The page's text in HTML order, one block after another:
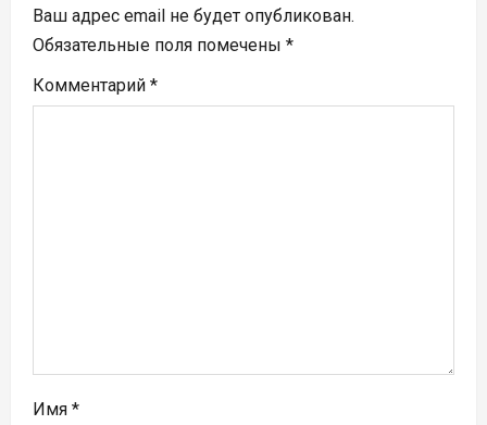
п
о
з
м
Ваш адрес email не будет опубликован.
Обязательные поля помечены *
Комментарий *
Имя *